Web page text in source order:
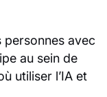
personnes avec
au sein de
utiliser l’IA et